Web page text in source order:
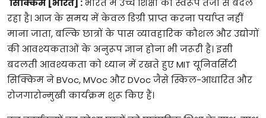
सिक्किम [भारत] :भारतमेंउच्चशिक्षाकास्वरूपतेजीसेबदल
रहाहै।आजकेसमयमेंकेवलडिग्रीप्राप्तकरनापर्याप्तनहीं
मानाजाता,बल्किछात्रोंकेपासव्यावहारिककौशलऔरउद्योगों
कीआवश्यकताओंके अनुरूपज्ञानहोनाभीजरूरीहै।इसी
बदलतीआवश्यकताको ध्यानमेंरखतेहुएMIT यूनिवर्सिटी
सिक्किमनेBVoc, MVocऔरDVocजैसेस्किल-आधारितऔर
रोजगारोन्मुखीकार्यक्रम शुरूकिएहैं।